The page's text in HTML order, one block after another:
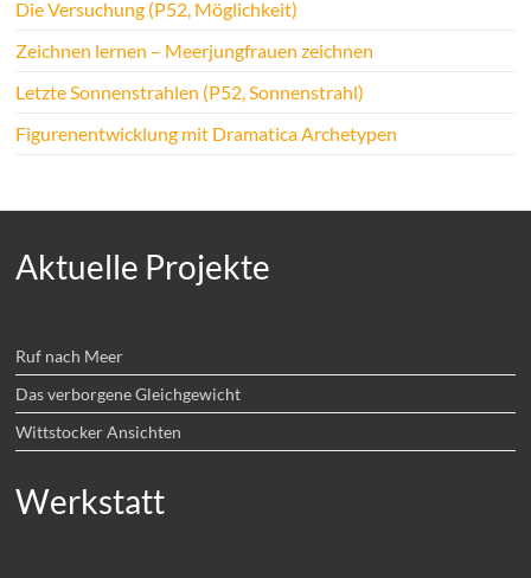
Die Versuchung (P52, Möglichkeit)
Zeichnen lernen – Meerjungfrauen zeichnen
Letzte Sonnenstrahlen (P52, Sonnenstrahl)
Figurenentwicklung mit Dramatica Archetypen
Aktuelle Projekte
Ruf nach Meer
Das verborgene Gleichgewicht
Wittstocker Ansichten
Werkstatt